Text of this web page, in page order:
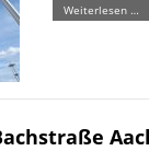
Weiterlesen …